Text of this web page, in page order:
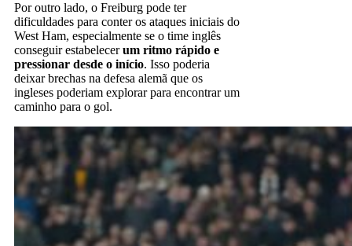
Por outro lado, o Freiburg pode ter
dificuldades para conter os ataques iniciais do
West Ham, especialmente se o time inglês
conseguir estabelecerum ritmo rápido e
pressionar desde o início. Isso poderia
deixar brechas na defesa alemã que os
ingleses poderiam explorar para encontrar um
caminho para o gol.